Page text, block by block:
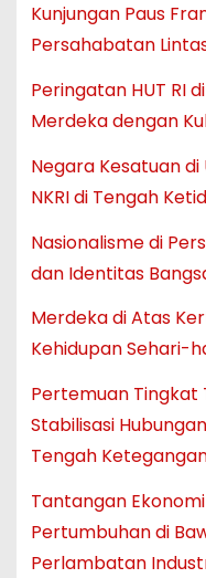
Kunjungan Paus
Persahabatan
Peringatan HUT RI
Merdeka dengan
Negara Kesatuan
NKRI di Tengah
Nasionalisme di
dan Identitas
Merdeka di Atas
Kehidupan Sehari-
Pertemuan Tingkat
Stabilisasi
Tengah
Tantangan
Pertumbuhan di
Perlambatan